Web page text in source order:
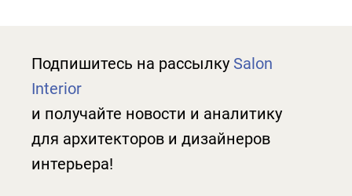
Подпишитесь на рассылку Salon
Interior
и получайте новости и аналитику
для архитекторов и дизайнеров
интерьера!